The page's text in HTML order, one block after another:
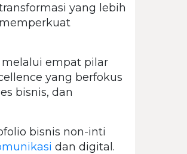
yang lebih
empat pilar
yang berfokus
bisnis, dan
bisnis non-inti
dan digital.